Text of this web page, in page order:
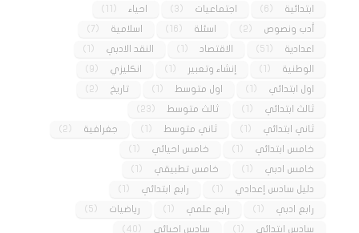
ابتدائية (6) اجتماعيات (3) احياء (11)
أدب ونصوص (2) اسئلة (16) اسلامية (7)
اعدادية (51) الاقتصاد (1) النقد الادبي (1)
الوطنية (1) إنشاء وتعبير (1) انكليزي (9)
اول ابتدائي (1) اول متوسط (1) تاريخ (2)
ثالث ابتدائي (1) ثالث متوسط (23)
ثاني ابتدائي (1) ثاني متوسط (1) جغرافية (2)
خامس ابتدائي (1) خامس احيائي (1)
خامس ادبي (1) خامس تطبيقي (1)
دليل سادس إعدادي (1) رابع ابتدائي (1)
رابع ادبي (1) رابع علمي (1) رياضيات (5)
سادس ابتدائي (1) سادس احيائي (40)